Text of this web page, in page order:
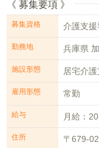
《 募集要項 》
募集資格 介護支援
勤務地 兵庫県
施設形態 居宅介
雇用形態 常勤
給与 月給：
住所 〒679-